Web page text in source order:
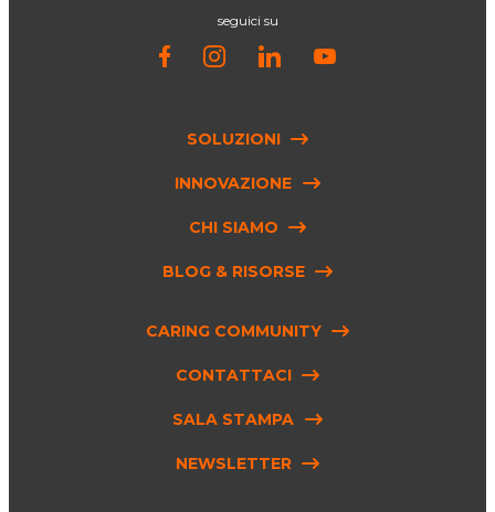
seguici su
SOLUZIONI
INNOVAZIONE
CHI SIAMO
BLOG & RISORSE
CARING COMMUNITY
CONTATTACI
SALA STAMPA
NEWSLETTER